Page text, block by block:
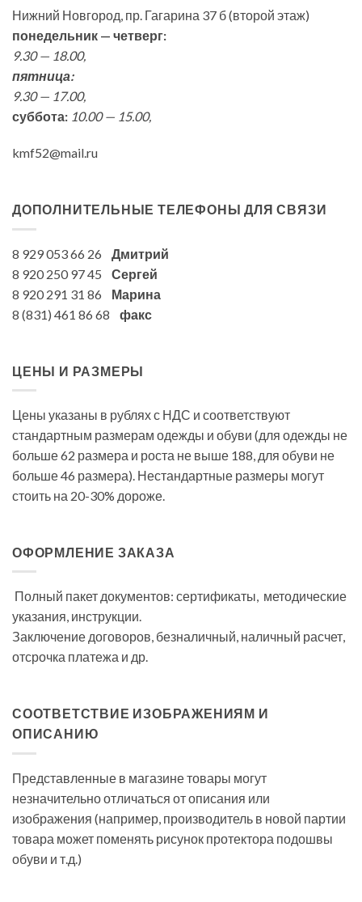
Нижний Новгород, пр. Гагарина 37 б (второй этаж)
понедельник — четверг:
9.30 — 18.00,
пятница:
9.30 — 17.00,
суббота: 10.00 — 15.00,
kmf52@mail.ru
ДОПОЛНИТЕЛЬНЫЕ ТЕЛЕФОНЫ ДЛЯ СВЯЗИ
8 929 053 66 26 Дмитрий
8 920 250 97 45 Сергей
8 920 291 31 86 Марина
8 (831) 461 86 68 факс
ЦЕНЫ И РАЗМЕРЫ
Цены указаны в рублях с НДС и соответствуют
стандартным размерам одежды и обуви (для одежды не
больше 62 размера и роста не выше 188, для обуви не
больше 46 размера). Нестандартные размеры могут
стоить на 20-30% дороже.
ОФОРМЛЕНИЕ ЗАКАЗА
Полный пакет документов: сертификаты, методические
указания, инструкции.
Заключение договоров, безналичный, наличный расчет,
отсрочка платежа и др.
СООТВЕТСТВИЕ ИЗОБРАЖЕНИЯМ И
ОПИСАНИЮ
Представленные в магазине товары могут
незначительно отличаться от описания или
изображения (например, производитель в новой партии
товара может поменять рисунок протектора подошвы
обуви и т.д.)